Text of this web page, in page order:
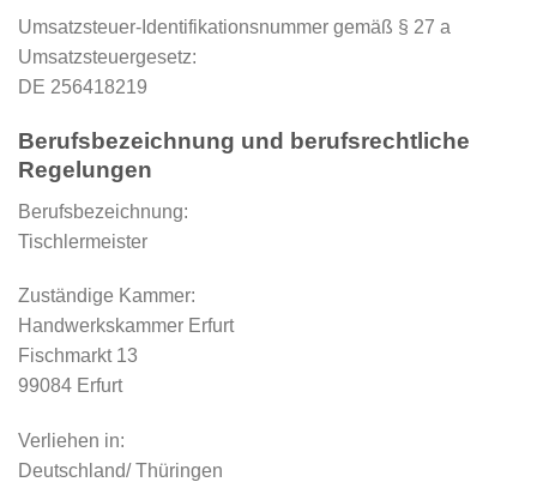
Umsatzsteuer-Identifikationsnummer gemäß § 27 a
Umsatzsteuergesetz:
DE 256418219
Berufsbezeichnung und berufsrechtliche
Regelungen
Berufsbezeichnung:
Tischlermeister
Zuständige Kammer:
Handwerkskammer Erfurt
Fischmarkt 13
99084 Erfurt
Verliehen in:
Deutschland/ Thüringen